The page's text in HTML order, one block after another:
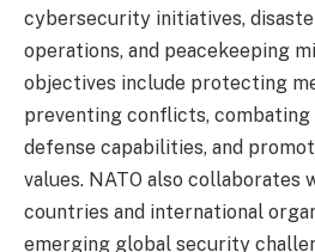
cybersecurity initiatives,
operations, and peacekeeping
objectives include protecting
preventing conflicts,
defense capabilities, and
values. NATO also collaborates
countries and international
emerging global security